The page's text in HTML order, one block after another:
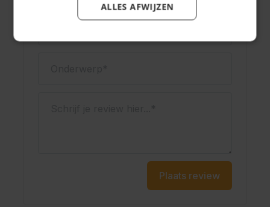
Weergavenaam
Plaats review
ALLES AFWIJZEN